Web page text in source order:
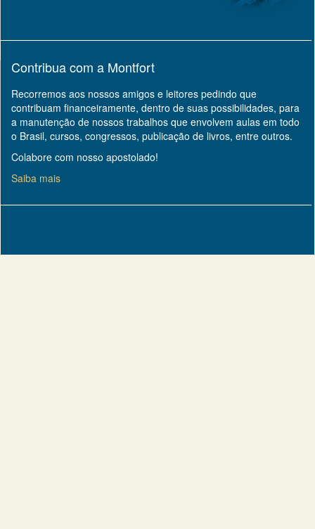
Contribua com a Montfort
Recorremos aos nossos amigos e leitores pedindo que
contribuam financeiramente, dentro de suas possibilidades, para
a manutenção de nossos trabalhos que envolvem aulas em todo
o Brasil, cursos, congressos, publicação de livros, entre outros.
Colabore com nosso apostolado!
Saiba mais